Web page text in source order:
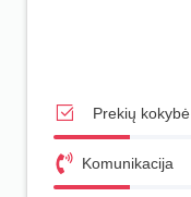
Prekių kokybė
Komunikacija